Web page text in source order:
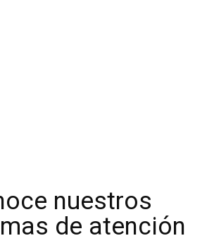
nuestros
de atención